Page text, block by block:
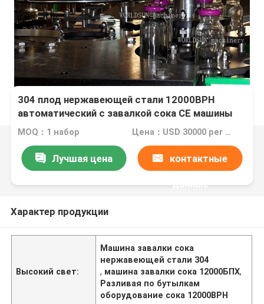
304 плод нержавеющей стали 12000BPH
автоматический с завалкой сока CE машины
завалки сока пульпы зернистой
MOQ：1 набор Цена：USD 30000 per Set
Лучшая цена контактные
данные
Характер продукции
Высокий свет:
Машина завалки сока
нержавеющей стали 304
, машина завалки сока 12000БПХ,
Разливая по бутылкам
оборудование сока 12000BPH